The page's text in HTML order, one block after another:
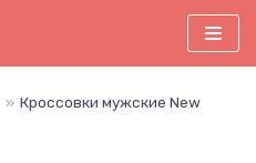
» Кроссовки мужские New